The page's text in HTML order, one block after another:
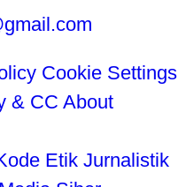
Cookie Settings
& CC About
Etik Jurnalistik